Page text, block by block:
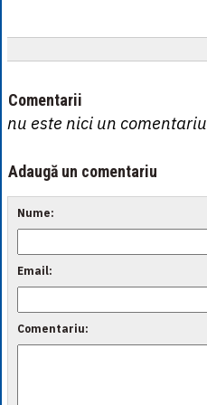
Comentarii
nu este nici un comentariu
Adaugă un comentariu
Nume:
Email:
Comentariu: